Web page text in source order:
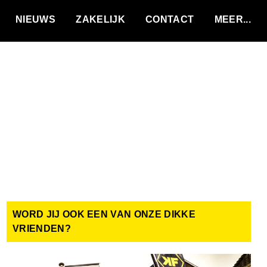
NIEUWS ZAKELIJK CONTACT
WORD JIJ OOK EEN VAN ONZE DIKKE
VRIENDEN?